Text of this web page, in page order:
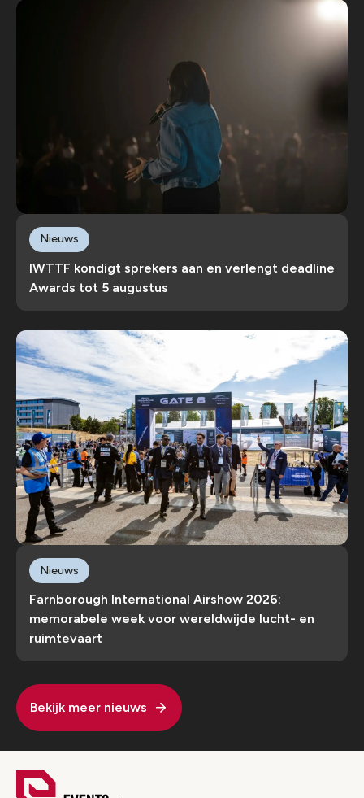
IWTTF kondigt sprekers aan en verlengt deadline
Awards tot 5 augustus
Nieuws
Farnborough International Airshow 2026:
memorabele week voor wereldwijde lucht- en
ruimtevaart
Nieuws
Bekijk meer nieuws